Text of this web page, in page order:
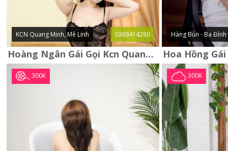
KCN Quang Minh, Mê Linh 0369414280
Hoàng Ngân Gái Gọi Kcn Quang Minh - Mê Linh . Hàng Vip Lần Đầu
Hàng Bún - Ba Đình
300K 300K